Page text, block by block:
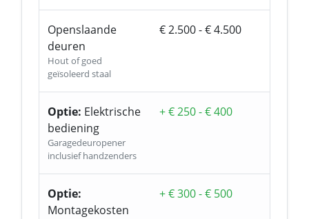
Openslaande
deuren
Hout of goed
geïsoleerd staal
€ 2.500 - € 4.500
Optie: Elektrische
bediening
Garagedeuropener
inclusief handzenders
+ € 250 - € 400
Optie:
Montagekosten
+ € 300 - € 500